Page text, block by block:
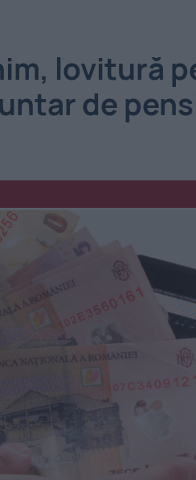
lovitură
de